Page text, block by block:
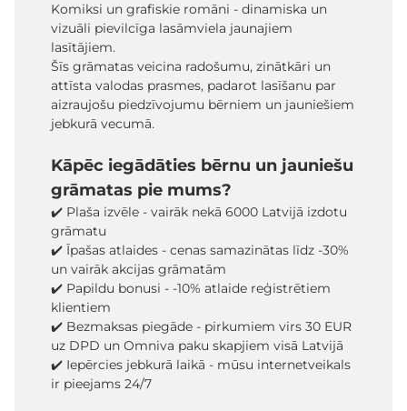
Komiksi un grafiskie romāni - dinamiska un
vizuāli pievilcīga lasāmviela jaunajiem
lasītājiem.
Šīs grāmatas veicina radošumu, zinātkāri un
attīsta valodas prasmes, padarot lasīšanu par
aizraujošu piedzīvojumu bērniem un jauniešiem
jebkurā vecumā.
Kāpēc iegādāties bērnu un jauniešu
grāmatas pie mums?
✔️ Plaša izvēle - vairāk nekā 6000 Latvijā izdotu
grāmatu
✔️ Īpašas atlaides - cenas samazinātas līdz -30%
un vairāk akcijas grāmatām
✔️ Papildu bonusi - -10% atlaide reģistrētiem
klientiem
✔️ Bezmaksas piegāde - pirkumiem virs 30 EUR
uz DPD un Omniva paku skapjiem visā Latvijā
✔️ Iepērcies jebkurā laikā - mūsu internetveikals
ir pieejams 24/7